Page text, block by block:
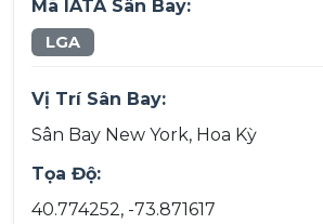
Mã IATA Sân Bay:
LGA
Vị Trí Sân Bay:
Sân Bay New York, Hoa Kỳ
Tọa Độ:
40.774252, -73.871617